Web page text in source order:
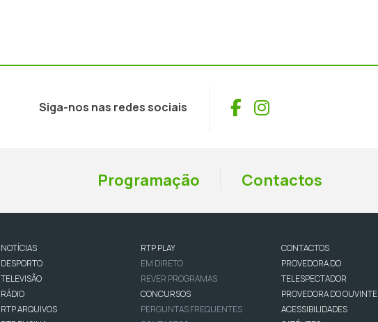
Siga-nos nas redes sociais Facebook
Instagram
Programação Contactos
NOTÍCIAS
DESPORTO
TELEVISÃO
RÁDIO
RTP ARQUIVOS
RTP PLAY
EM DIRETO
REVER PROGRAMAS
CONCURSOS
PERGUNTAS FREQUENTES
CONTACTOS
PROVEDORA DO
TELESPECTADOR
PROVEDORA DO OUVINTE
ACESSIBILIDADES